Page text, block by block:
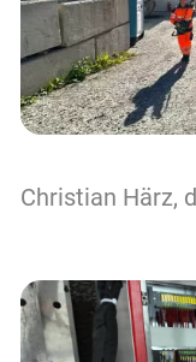
Christian Härz,